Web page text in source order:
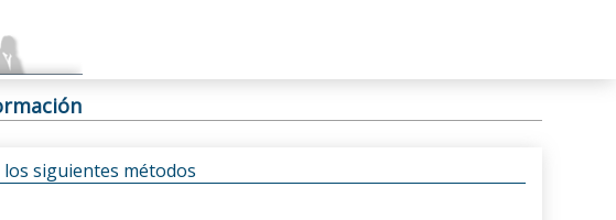
siguientes métodos